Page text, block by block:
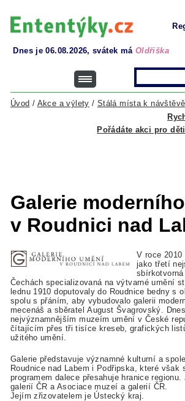
Dnes je 06.08.2026, svátek má Oldřiška
Úvod / Akce a výlety / Stálá místa k návštěvě
Pořádáte akci pro
Galerie
v Roudnici nad
V roce 2010
jako třetí
Čechách specializovaná na výtvarné umění
lednu 1910 doputovaly do Roudnice bedny s
spolu s přáním, aby vybudovalo galerii
mecenáš a sběratel August Švagrovský.
nejvýznamnějším muzeím umění v České
čítajícím přes tři tisíce kreseb, grafických
užitého umění.
Galerie představuje významné kulturní a
Roudnice nad Labem i Podřipska, které však
programem dalece přesahuje hranice
galerií ČR a Asociace muzeí a galerií ČR.
Jejím zřizovatelem je Ústecký kraj.